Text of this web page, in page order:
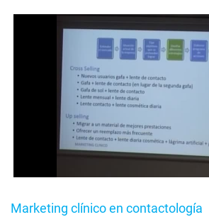
Marketing clínico en contactología